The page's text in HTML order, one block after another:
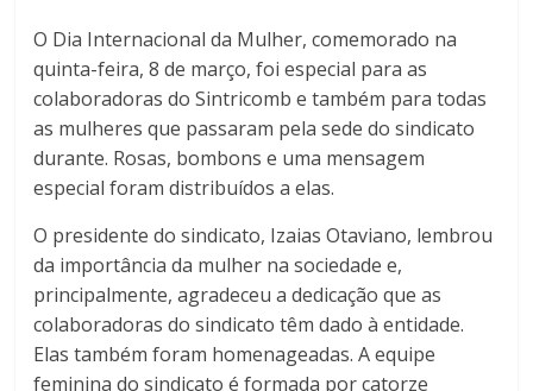
O Dia Internacional da Mulher, comemorado na
quinta-feira, 8 de março, foi especial para as
colaboradoras do Sintricomb e também para todas
as mulheres que passaram pela sede do sindicato
durante. Rosas, bombons e uma mensagem
especial foram distribuídos a elas.
O presidente do sindicato, Izaias Otaviano, lembrou
da importância da mulher na sociedade e,
principalmente, agradeceu a dedicação que as
colaboradoras do sindicato têm dado à entidade.
Elas também foram homenageadas. A equipe
feminina do sindicato é formada por catorze